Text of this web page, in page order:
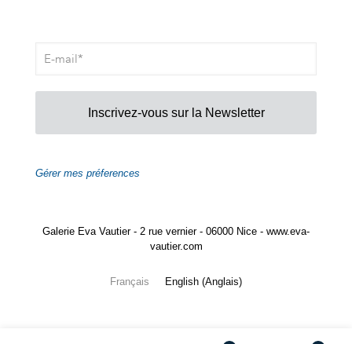
Inscrivez-vous sur la Newsletter
Gérer mes préferences
Galerie Eva Vautier - 2 rue vernier - 06000 Nice - www.eva-
vautier.com
Français English (Anglais)